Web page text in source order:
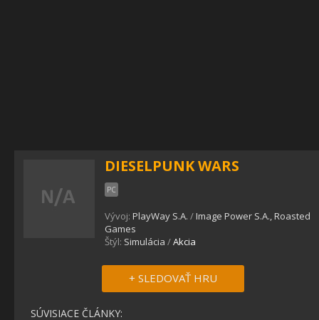
DIESELPUNK WARS
PC
Vývoj: PlayWay S.A. /Image Power S.A., Roasted
Games
Štýl: Simulácia /Akcia
+ SLEDOVAŤ HRU
SÚVISIACE ČLÁNKY: